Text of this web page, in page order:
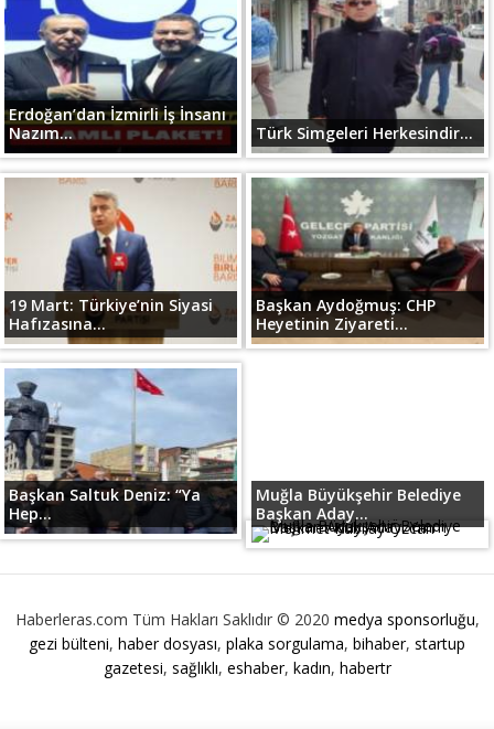
Erdoğan’dan İzmirli İş İnsanı
Nazım...
Türk Simgeleri Herkesindir...
19 Mart: Türkiye’nin Siyasi
Hafızasına...
Başkan Aydoğmuş: CHP
Heyetinin Ziyareti...
Başkan Saltuk Deniz: “Ya
Hep...
Muğla Büyükşehir Belediye
Başkan Aday...
Haberleras.com Tüm Hakları Saklıdır © 2020 medya sponsorluğu,
gezi bülteni, haber dosyası, plaka sorgulama, bihaber, startup
gazetesi, sağlıklı, eshaber, kadın, habertr